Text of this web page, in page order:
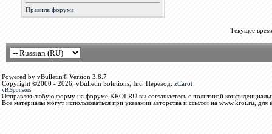
Правила форума
Текущее
Powered by vBulletin® Version 3.8.7
Copyright ©2000 - 2026, vBulletin Solutions, Inc. Перевод: zCarot
vB.Sponsors
Отправляя любую форму на форуме KROI.RU вы соглашаетесь с политикой
Все материалы могут использоваться при указании авторства и ссылки на www.kroi.ru, для